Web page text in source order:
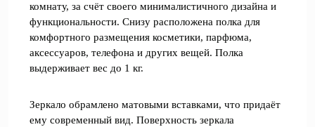
комнату, за счёт своего минималистичного дизайна и
функциональности. Снизу расположена полка для
комфортного размещения косметики, парфюма,
аксессуаров, телефона и других вещей. Полка
выдерживает вес до 1 кг.
Зеркало обрамлено матовыми вставками, что придаёт
ему современный вид. Поверхность зеркала